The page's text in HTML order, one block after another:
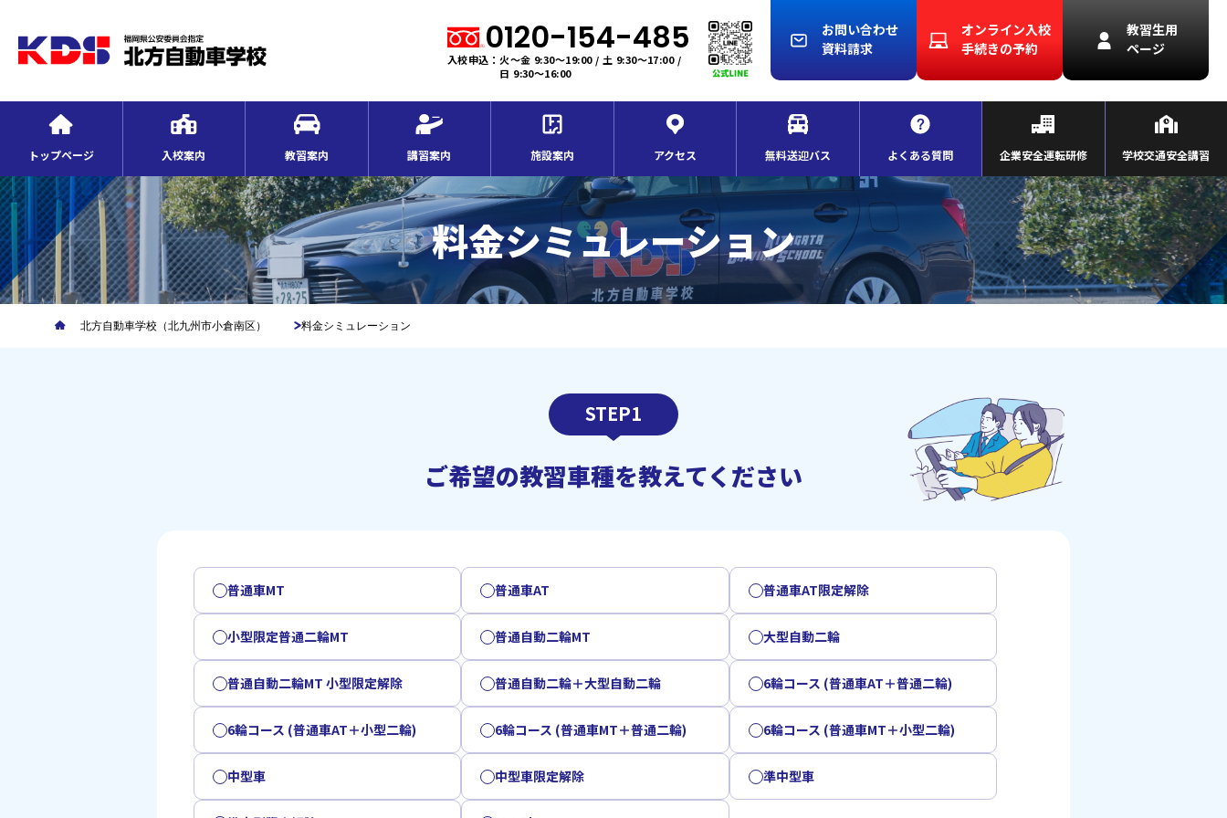
0120-154-485
入校申込：火～金 9:30～19:00 / 土 9:30～17:00 /
日 9:30～16:00
お問い合わせ
資料請求
オンライン入校
手続きの予約
教習生用
ページ
トップページ 入校案内 教習案内 講習案内 施設案内 アクセス 無料送迎バス よくある質問 企業安全運転研修 学校交通安全講習
料金シミュレーション
北方自動車学校（北九州市小倉南区） 料金シミュレーション
STEP1
ご希望の教習車種を教えてください
普通車MT 普通車AT 普通車AT限定解除
小型限定普通二輪MT 普通自動二輪MT 大型自動二輪
普通自動二輪MT 小型限定解除 普通自動二輪＋大型自動二輪 6輪コース (普通車AT＋普通二輪)
6輪コース (普通車AT＋小型二輪) 6輪コース (普通車MT＋普通二輪) 6輪コース (普通車MT＋小型二輪)
中型車 中型車限定解除 準中型車